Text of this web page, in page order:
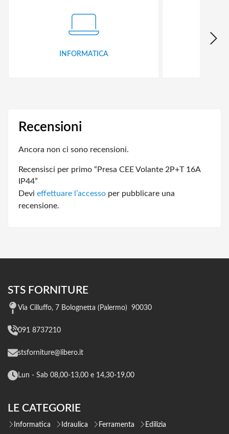
INFORMATICA
Recensioni
Ancora non ci sono recensioni.
Recensisci per primo “Presa CEE Volante 2P+T 16A
IP44”
Devi effettuare l’accesso per pubblicare una
recensione.
STS FORNITURE
Via Cilluffo, 7 Bolognetta (Palermo) 90030
091 8737210
stsforniture@libero.it
Lun - Sab 08,00-13,00 e 14,30-19,00
LE CATEGORIE
Informatica Idraulica Ferramenta Edilizia